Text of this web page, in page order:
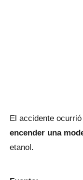
El accidente
encender una
etanol.